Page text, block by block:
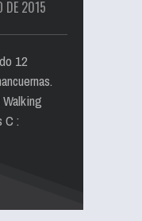
DE 2015
12
C :